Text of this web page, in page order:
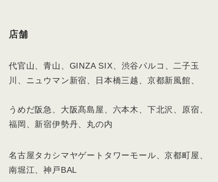
店舗
代官山、青山、GINZA SIX、渋谷パルコ、二子玉
川、ニュウマン新宿、日本橋三越、京都新風館、
うめだ阪急、大阪髙島屋、六本木、下北沢、原宿、
福岡、新宿伊勢丹、丸の内
名古屋タカシマヤゲートタワーモール、京都町屋、
南堀江、神戸BAL